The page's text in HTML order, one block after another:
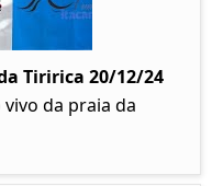
Tiririca 20/12/24
da praia da